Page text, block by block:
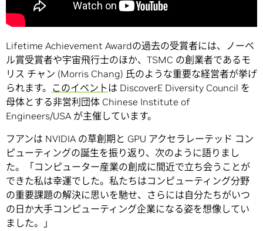
Lifetime Achievement Awardの過去の受賞者には、ノーベ
ル賞受賞者や宇宙飛行士のほか、TSMC の創業者であるモ
リス チャン (Morris Chang) 氏のような重要な経営者が挙げ
られます。 このイベント は DiscoverE Diversity Council を
母体とする非営利団体 Chinese Institute of
Engineers/USA が主催しています。
フアンは NVIDIA の草創期と GPU アクセラレーテッド コン
ピューティングの誕生を振り返り、次のように語りまし
た。「コンピューター産業の創成に間近で立ち会うことが
できた私は幸運でした。私たちはコンピューティング分野
の重要課題の解決に思いを馳せ、さらには自分たちがいつ
の日か大手コンピューティング企業になる姿を想像してい
ました。」